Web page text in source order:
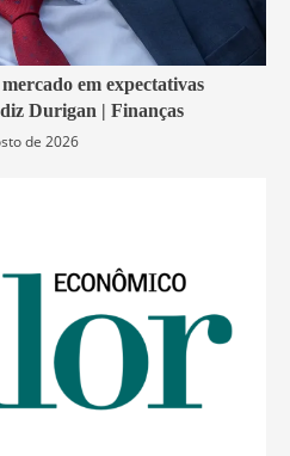
em expectativas
Durigan | Finanças
de 2026